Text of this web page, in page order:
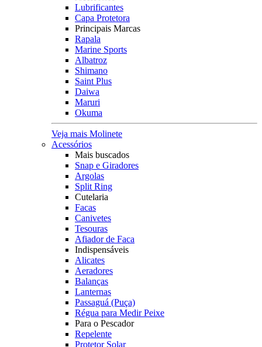
Lubrificantes
Capa Protetora
Principais Marcas
Rapala
Marine Sports
Albatroz
Shimano
Saint Plus
Daiwa
Maruri
Okuma
Veja mais Molinete
Acessórios
Mais buscados
Snap e Giradores
Argolas
Split Ring
Cutelaria
Facas
Canivetes
Tesouras
Afiador de Faca
Indispensáveis
Alicates
Aeradores
Balanças
Lanternas
Passaguá (Puça)
Régua para Medir Peixe
Para o Pescador
Repelente
Protetor Solar